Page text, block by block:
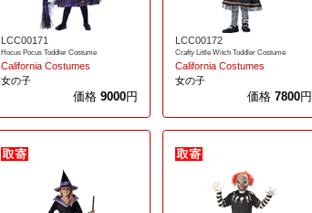
LCC00171
Hocus Pocus Toddler Costume
California Costumes
女の子
価格9000円
LCC00172
Crafty Little Witch Toddler Costume
California Costumes
女の子
価格 7800円